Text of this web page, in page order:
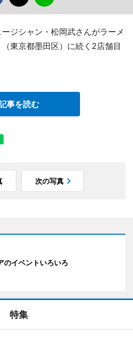
ジシャン・松岡武さんがラーメ
東京都墨田区）に続く2店舗目
事を読む
次の写真
のイベントいろいろ
特集